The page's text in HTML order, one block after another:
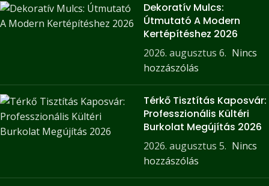
Dekoratív Mulcs:
Útmutató A Modern
Kertépítéshez 2026
2026. augusztus 6. Nincs
hozzászólás
Térkő Tisztítás Kaposvár:
Professzionális Kültéri
Burkolat Megújítás 2026
2026. augusztus 5. Nincs
hozzászólás